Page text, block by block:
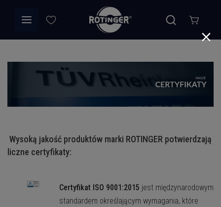
Wysoką jakość produktów marki ROTINGER potwierdzają
liczne certyfikaty:
Certyfikat ISO 9001:2015 jest międzynarodowym
standardem określającym wymagania, które